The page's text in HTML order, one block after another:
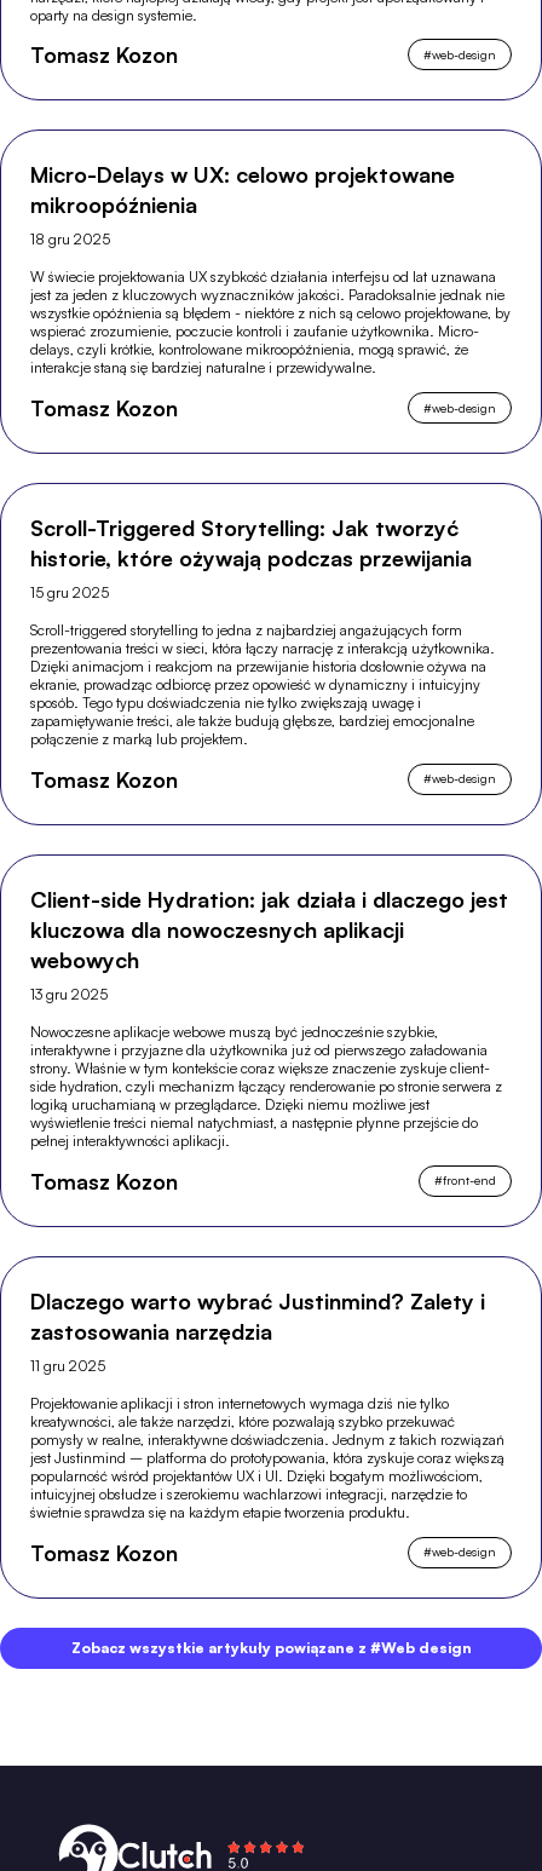
oparty na design systemie.
Tomasz Kozon #web-design
Micro-Delays w UX: celowo projektowane
mikroopóźnienia
18 gru 2025
W świecie projektowania UX szybkość działania interfejsu od lat uznawana
jest za jeden z kluczowych wyznaczników jakości. Paradoksalnie jednak nie
wszystkie opóźnienia są błędem - niektóre z nich są celowo projektowane, by
wspierać zrozumienie, poczucie kontroli i zaufanie użytkownika. Micro-
delays, czyli krótkie, kontrolowane mikroopóźnienia, mogą sprawić, że
interakcje staną się bardziej naturalne i przewidywalne.
Tomasz Kozon #web-design
Scroll-Triggered Storytelling: Jak tworzyć
historie, które ożywają podczas przewijania
15 gru 2025
Scroll-triggered storytelling to jedna z najbardziej angażujących form
prezentowania treści w sieci, która łączy narrację z interakcją użytkownika.
Dzięki animacjom i reakcjom na przewijanie historia dosłownie ożywa na
ekranie, prowadząc odbiorcę przez opowieść w dynamiczny i intuicyjny
sposób. Tego typu doświadczenia nie tylko zwiększają uwagę i
zapamiętywanie treści, ale także budują głębsze, bardziej emocjonalne
połączenie z marką lub projektem.
Tomasz Kozon #web-design
Client-side Hydration: jak działa i dlaczego jest
kluczowa dla nowoczesnych aplikacji
webowych
13 gru 2025
Nowoczesne aplikacje webowe muszą być jednocześnie szybkie,
interaktywne i przyjazne dla użytkownika już od pierwszego załadowania
strony. Właśnie w tym kontekście coraz większe znaczenie zyskuje client-
side hydration, czyli mechanizm łączący renderowanie po stronie serwera z
logiką uruchamianą w przeglądarce. Dzięki niemu możliwe jest
wyświetlenie treści niemal natychmiast, a następnie płynne przejście do
pełnej interaktywności aplikacji.
Tomasz Kozon #front-end
Dlaczego warto wybrać Justinmind? Zalety i
zastosowania narzędzia
11 gru 2025
Projektowanie aplikacji i stron internetowych wymaga dziś nie tylko
kreatywności, ale także narzędzi, które pozwalają szybko przekuwać
pomysły w realne, interaktywne doświadczenia. Jednym z takich rozwiązań
jest Justinmind – platforma do prototypowania, która zyskuje coraz większą
popularność wśród projektantów UX i UI. Dzięki bogatym możliwościom,
intuicyjnej obsłudze i szerokiemu wachlarzowi integracji, narzędzie to
świetnie sprawdza się na każdym etapie tworzenia produktu.
Tomasz Kozon #web-design
Zobacz wszystkie artykuły powiązane z #Web design